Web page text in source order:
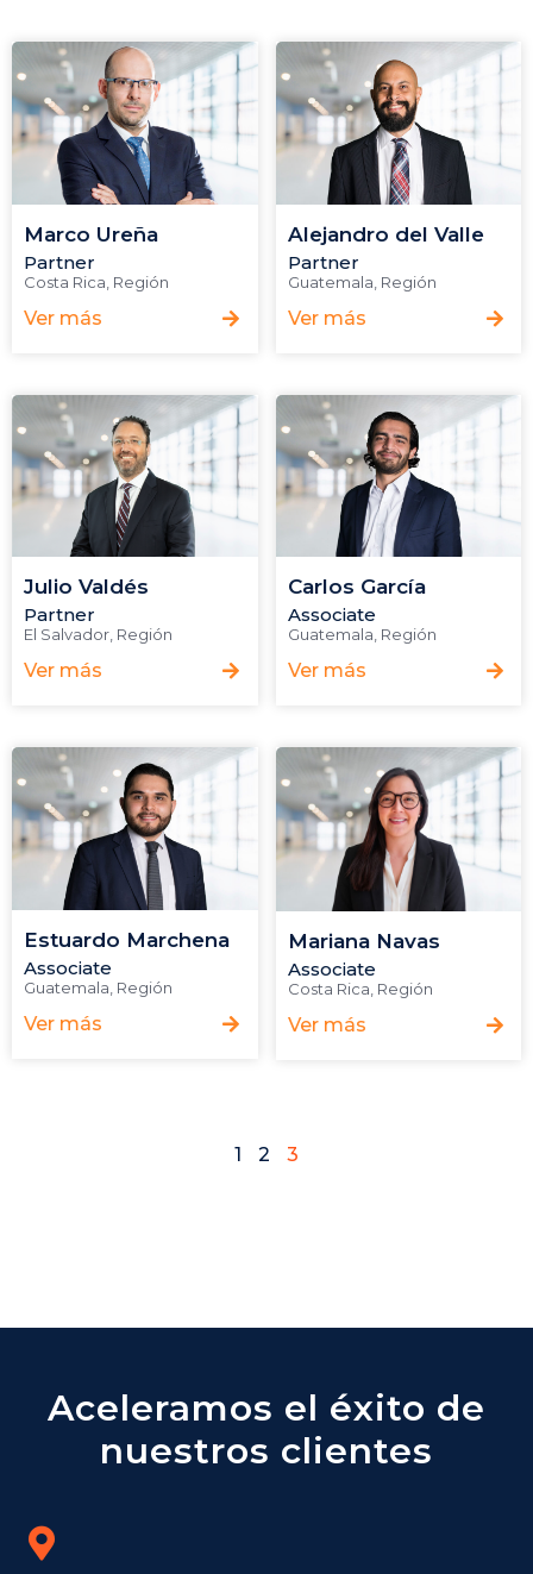
Marco Ureña
Partner
Costa Rica Región
Ver más
Alejandro del Valle
Partner
Guatemala Región
Ver más
Julio Valdés
Partner
El Salvador, Región
Ver más
Carlos García
Associate
Guatemala, Región
Ver más
Estuardo Marchena
Associate
Guatemala Región
Ver más
Mariana Navas
Associate
Costa Rica Región
Ver más
1 2 3
Aceleramos el éxito de
nuestros clientes